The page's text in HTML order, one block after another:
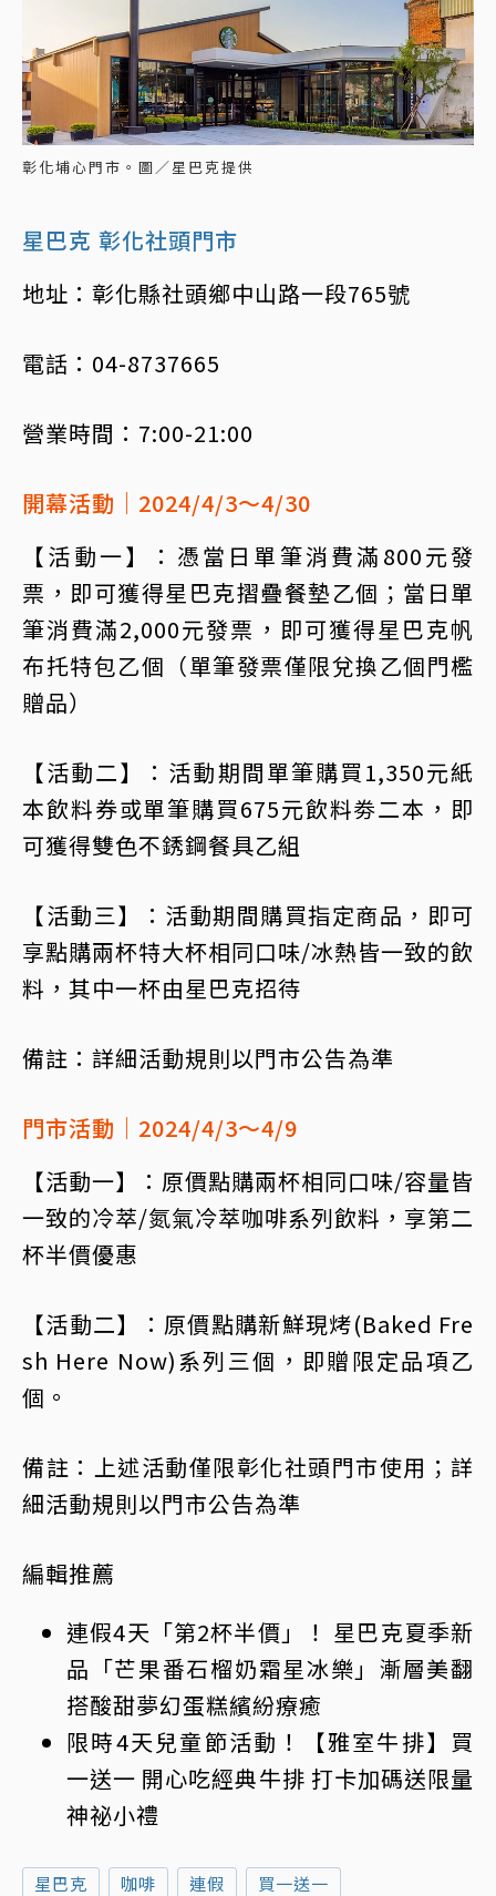
彰化埔心門市。圖／星巴克提供
星巴克 彰化社頭門市
地址：彰化縣社頭鄉中山路一段765號
電話：04-8737665
營業時間：7:00-21:00
開幕活動｜2024/4/3～4/30
【活動一】：憑當日單筆消費滿800元發
票，即可獲得星巴克摺疊餐墊乙個；當日單
筆消費滿2,000元發票，即可獲得星巴克帆
布托特包乙個（單筆發票僅限兌換乙個門檻
贈品）
【活動二】：活動期間單筆購買1,350元紙
本飲料券或單筆購買675元飲料劵二本，即
可獲得雙色不銹鋼餐具乙組
【活動三】：活動期間購買指定商品，即可
享點購兩杯特大杯相同口味/冰熱皆一致的飲
料，其中一杯由星巴克招待
備註：詳細活動規則以門市公告為準
門市活動｜2024/4/3～4/9
【活動一】：原價點購兩杯相同口味/容量皆
一致的冷萃/氮氣冷萃咖啡系列飲料，享第二
杯半價優惠
【活動二】：原價點購新鮮現烤(Baked Fre
sh Here Now)系列三個，即贈限定品項乙
個。
備註：上述活動僅限彰化社頭門市使用；詳
細活動規則以門市公告為準
編輯推薦
連假4天「第2杯半價」！ 星巴克夏季新
品「芒果番石榴奶霜星冰樂」漸層美翻
搭酸甜夢幻蛋糕繽紛療癒
限時4天兒童節活動！【雅室牛排】買
一送一 開心吃經典牛排 打卡加碼送限量
神祕小禮
星巴克 咖啡 連假 買一送一